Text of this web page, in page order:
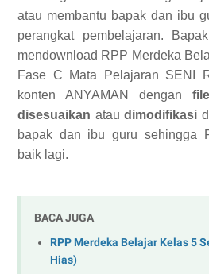
atau membantu bapak dan ibu
perangkat pembelajaran.
mendownload RPP Merdeka
Fase C Mata Pelajaran SENI
konten ANYAMAN dengan
disesuaikan ataudimodifikasi
bapak dan ibu guru sehingga
baik lagi.
BACA JUGA
RPP Merdeka Belajar Kelas 5
Hias)